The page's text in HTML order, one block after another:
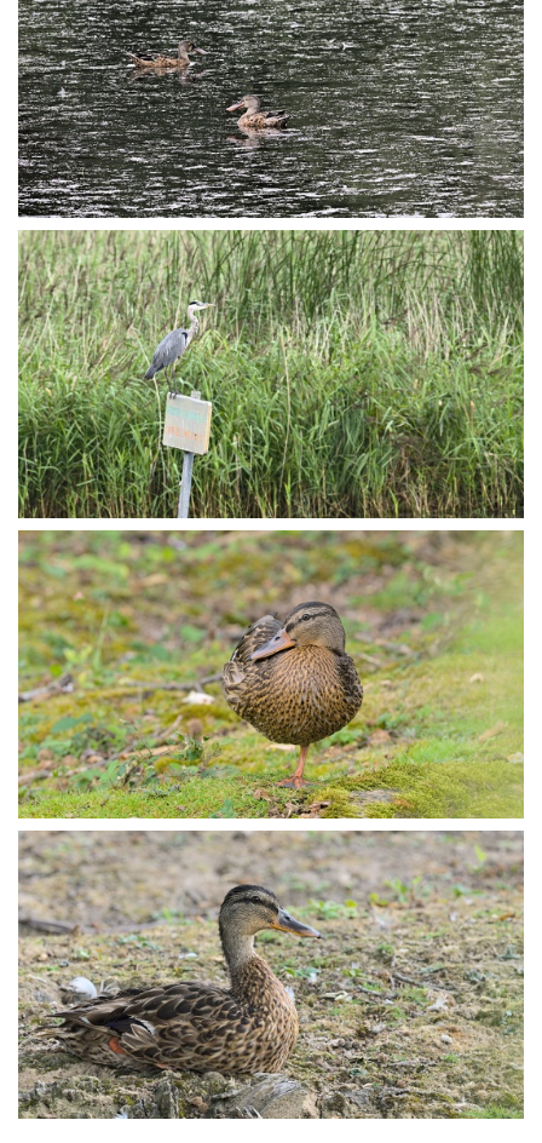
P8146011
P8146026
P8146062